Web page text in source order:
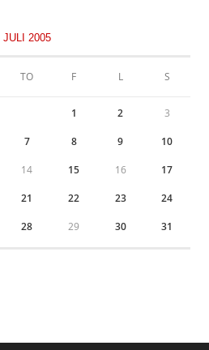
JULI 2005
TO F L S
1 2 3
7 8 9 10
14 15 16 17
21 22 23 24
28 29 30 31